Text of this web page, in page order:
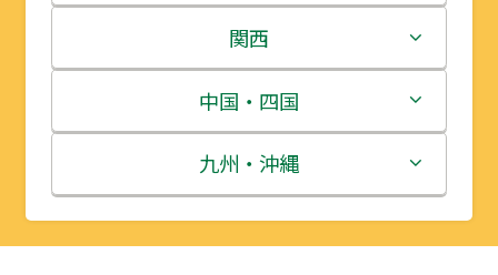
岩手県
宮城県
秋田県
山形県
栃木県
群馬県
埼玉県
千葉県
新潟県
富山県
石川県
福井県
関西
三重県
滋賀県
京都府
中国・四国
鳥取県
島根県
九州・沖縄
福岡県